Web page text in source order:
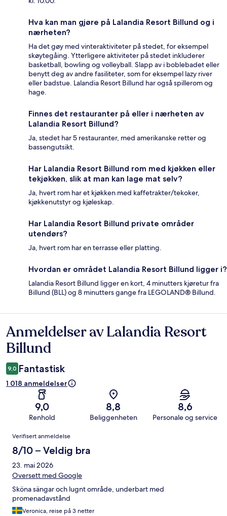
Hva kan man gjøre på Lalandia Resort Billund og i
nærheten?
Ha det gøy med vinteraktiviteter på stedet, for eksempel
skøytegåing. Ytterligere aktiviteter på stedet inkluderer
basketball, bowling og volleyball. Slapp av i boblebadet eller
benytt deg av andre fasiliteter, som for eksempel lazy river
eller badstue. Lalandia Resort Billund har også spillerom og
hage.
Finnes det restauranter på eller i nærheten av
Lalandia Resort Billund?
Ja, stedet har 5 restauranter, med amerikanske retter og
bassengutsikt.
Har Lalandia Resort Billund rom med kjøkken eller
tekjøkken, slik at man kan lage mat selv?
Ja, hvert rom har et kjøkken med kaffetrakter/tekoker,
kjøkkenutstyr og kjøleskap.
Har Lalandia Resort Billund private områder
utendørs?
Ja, hvert rom har en terrasse eller platting.
Hvordan er området Lalandia Resort Billund ligger i?
Lalandia Resort Billund ligger en kort, 4 minutters kjøretur fra
Billund (BLL) og 8 minutters gange fra LEGOLAND® Billund.
Anmeldelser
Anmeldelser av Lalandia Resort
Billund
9,0 Fantastisk
1 018 anmeldelser
9,0
Renhold
8,8
Beliggenheten
8,6
Personale og service
Anmeldelser
Verifisert anmeldelse
8/10 – Veldig bra
23. mai 2026
Oversett med Google
Sköna sängar och lugnt område, underbart med
promenadavstånd
Veronica, reise på 3 netter